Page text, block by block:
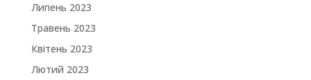
Липень 2023
Травень 2023
Квітень 2023
Лютий 2023